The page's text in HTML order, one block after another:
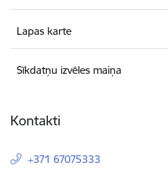
Lapas karte
Sīkdatņu izvēles maiņa
Kontakti
+371 67075333